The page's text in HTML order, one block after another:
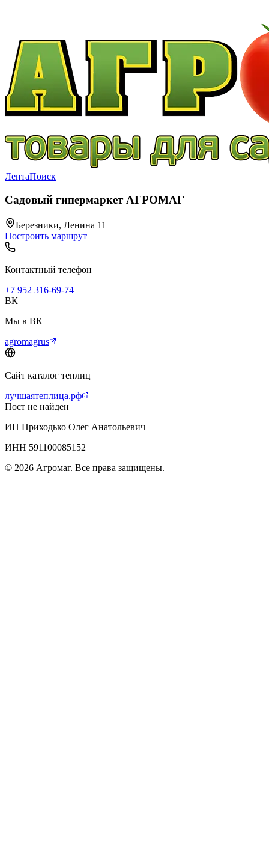
ЛентаПоиск
Садовый гипермаркет АГРОМАГ
Березники, Ленина 11
Построить маршрут
Контактный телефон
+7 952 316-69-74
ВК
Мы в ВК
agromagrus
Сайт каталог теплиц
лучшаятеплица.рф
Пост не найден
ИП Приходько Олег Анатольевич
ИНН 591100085152
© 2026 Агромаг. Все права защищены.